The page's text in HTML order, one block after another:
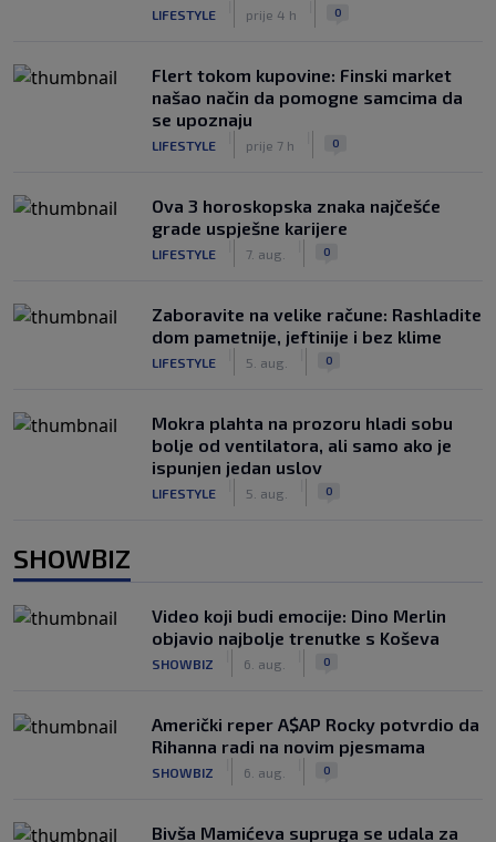
LIFESTYLE prije 4 h 0
Flert tokom kupovine: Finski market
našao način da pomogne samcima da
se upoznaju
LIFESTYLE prije 7 h 0
Ova 3 horoskopska znaka najčešće
grade uspješne karijere
LIFESTYLE 7. aug. 0
Zaboravite na velike račune: Rashladite
dom pametnije, jeftinije i bez klime
LIFESTYLE 5. aug. 0
Mokra plahta na prozoru hladi sobu
bolje od ventilatora, ali samo ako je
ispunjen jedan uslov
LIFESTYLE 5. aug. 0
SHOWBIZ
Video koji budi emocije: Dino Merlin
objavio najbolje trenutke s Koševa
SHOWBIZ 6. aug. 0
Američki reper A$AP Rocky potvrdio da
Rihanna radi na novim pjesmama
SHOWBIZ 6. aug. 0
Bivša Mamićeva supruga se udala za